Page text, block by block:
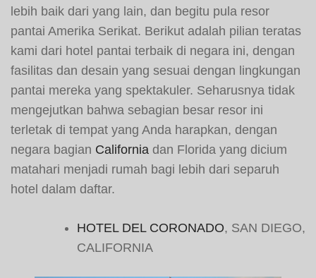
lebih baik dari yang lain, dan begitu pula resor
pantai Amerika Serikat. Berikut adalah pilian teratas
kami dari hotel pantai terbaik di negara ini, dengan
fasilitas dan desain yang sesuai dengan lingkungan
pantai mereka yang spektakuler. Seharusnya tidak
mengejutkan bahwa sebagian besar resor ini
terletak di tempat yang Anda harapkan, dengan
negara bagian California dan Florida yang dicium
matahari menjadi rumah bagi lebih dari separuh
hotel dalam daftar.
HOTEL DEL CORONADO, SAN DIEGO,
CALIFORNIA